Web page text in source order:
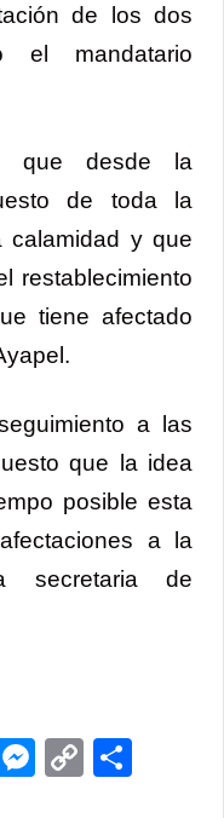
de los dos
el mandatario
que desde la
de toda la
calamidad y que
restablecimiento
tiene afectado
a las
que la idea
posible esta
a la
secretaria de
ThreadsCopy